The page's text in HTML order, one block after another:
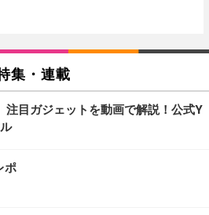
集・連載
注目ガジェットを動画で解説！公式Y
ポ